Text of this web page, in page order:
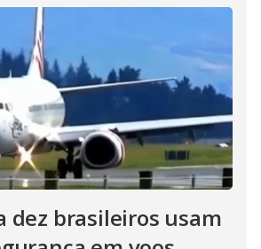
dez brasileiros usam